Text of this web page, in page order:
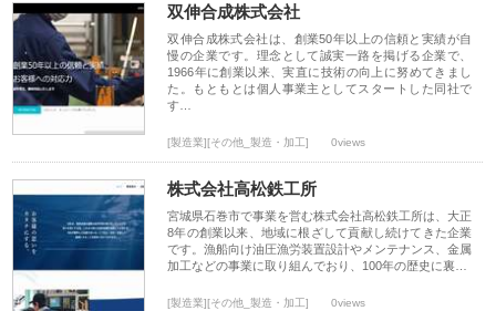
双伸合成株式会社
双伸合成株式会社は、創業50年以上の信頼と実績が自
慢の企業です。理念として誠実一路を掲げる企業で、
1966年に創業以来、実直に技術の向上に努めてきまし
た。もともとは個人事業主としてスタートした同社で
す…
[製造業][その他_製造・加工] 0views
株式会社高松鉄工所
宮城県石巻市で事業を営む株式会社高松鉄工所は、大正
8年の創業以来、地域に根ざして貢献し続けてきた企業
です。漁船向け油圧漁労装置設計やメンテナンス、金属
加工などの事業に取り組んでおり、100年の歴史に裏…
[製造業][その他_製造・加工] 0views